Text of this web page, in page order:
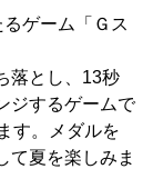
ゲーム「Ｇス
落とし、13秒
ジするゲームで
す。メダルを
て夏を楽しみま